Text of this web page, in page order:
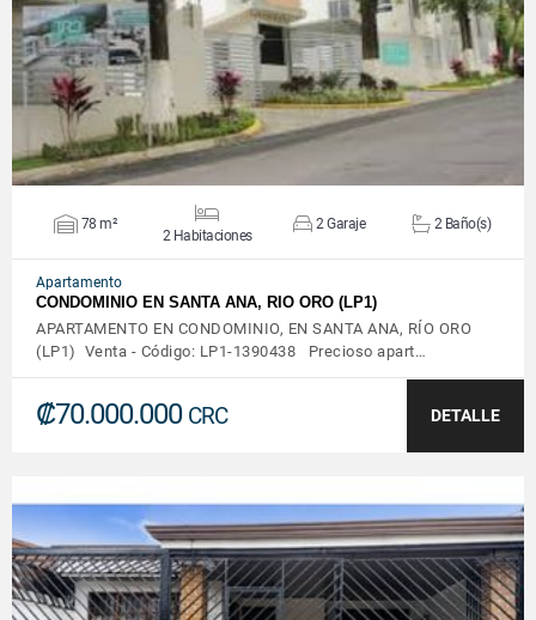
VER DETALLES
78 m²
2 Habitaciones
2 Garaje 2 Baño(s)
Apartamento
CONDOMINIO EN SANTA ANA, RIO ORO (LP1)
APARTAMENTO EN CONDOMINIO, EN SANTA ANA, RÍO ORO
(LP1) Venta - Código: LP1-1390438 Precioso apart…
₡70.000.000 CRC DETALLE